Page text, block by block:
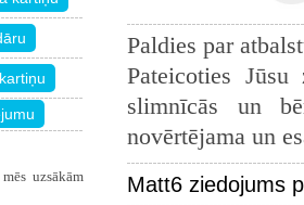
uzsākām
Paldies par
Pateicoties
slimnīcās un
novērtējama un
Matt6 ziedojums